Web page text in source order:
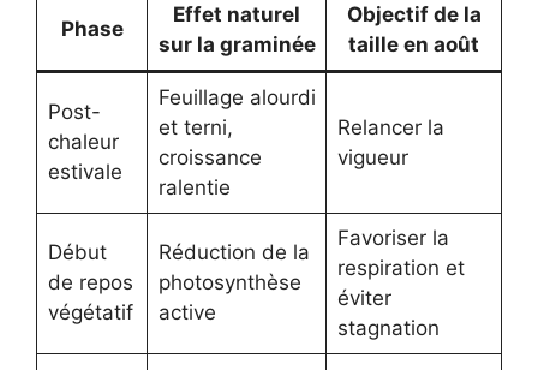
Phase
Effet naturel
sur la graminée
Objectif de la
taille en août
Post-
chaleur
estivale
Feuillage alourdi
et terni,
croissance
ralentie
Relancer la
vigueur
Début
de repos
végétatif
Réduction de la
photosynthèse
active
Favoriser la
respiration et
éviter
stagnation